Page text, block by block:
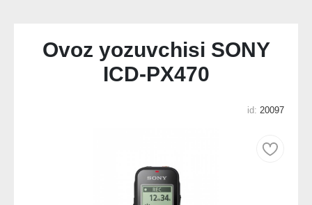
Ovoz yozuvchisi SONY
ICD-PX470
id: 20097